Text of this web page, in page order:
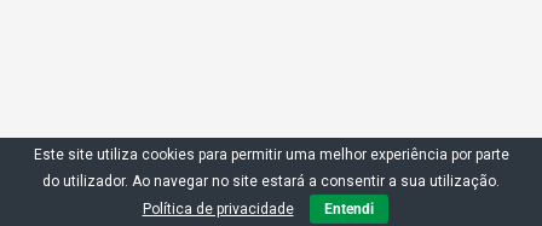
Este site utiliza cookies para permitir uma melhor experiência por parte
do utilizador. Ao navegar no site estará a consentir a sua utilização.
Política de privacidade
Entendi